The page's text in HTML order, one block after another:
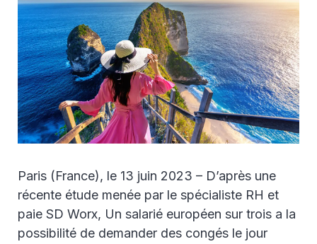
Paris (France), le 13 juin 2023 – D’après une
récente étude menée par le spécialiste RH et
paie SD Worx, Un salarié européen sur trois a la
possibilité de demander des congés le jour